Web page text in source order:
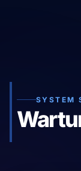
SYSTEM